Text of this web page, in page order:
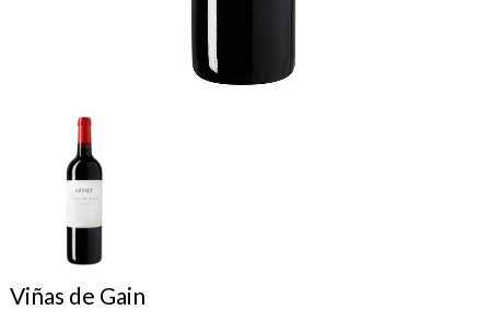
Viñas de Gain